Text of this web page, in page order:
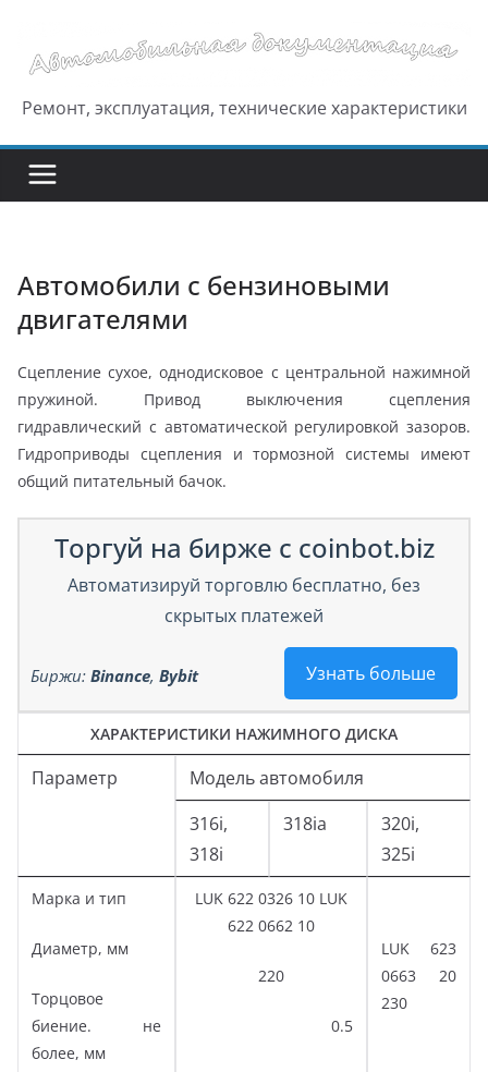
содержимому
Ремонт, эксплуатация, технические характеристики
Автомобили с бензиновыми
двигателями
Сцепление сухое, однодисковое с центральной нажимной
пружиной. Привод выключения сцепления
гидравлический с автоматической регулировкой зазоров.
Гидроприводы сцепления и тормозной системы имеют
общий питательный бачок.
Торгуй на бирже с coinbot.biz
Автоматизируй торговлю бесплатно, без
скрытых платежей
Узнать больше
Биржи: Binance, Bybit
ХАРАКТЕРИСТИКИ НАЖИМНОГО ДИСКА
Параметр
Модель автомобиля
316i,
318i
318iа
320i,
325i
Марка и тип
Диаметр, мм
Торцовое
биение. не
более, мм
LUK 622 0326 10 LUK
622 0662 10
220
0.5
LUK 623
0663 20
230